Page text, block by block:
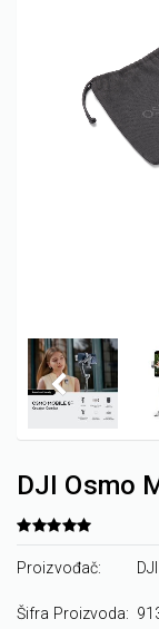
DJI Osmo
Proizvođač: DJI
Šifra Proizvoda: